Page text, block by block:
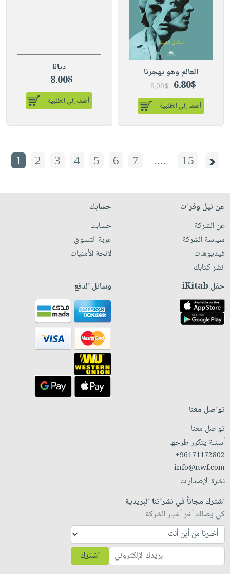
العالم وهو يهجرنا
6.80$
8.00$
أضف إلى الطلبية
ديانا
8.00$
أضف إلى الطلبية
1 2 3 4 5 6 7 .... 15
عن نيل وفرات
عن الشركة
سياسة الشركة
فيديوهات
انشر كتابك
حسابك
حسابك
عربة التسوق
لائحة الأمنيات
حمّل iKitab وسائل الدفع
تواصل معنا
تواصل معنا
أسئلة يتكرر طرحها
+96171172802
info@nwf.com
نشرة الإصدارات
اشترك مجاناً في نشراتنا البريدية
كي يصلك آخر أخبار الشركة
اشترك